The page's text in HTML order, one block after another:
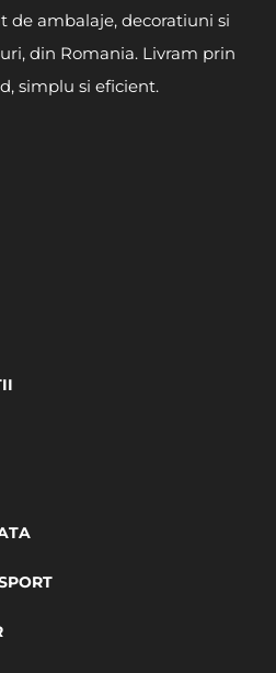
de ambalaje, decoratiuni si
din Romania. Livram prin
simplu si eficient.